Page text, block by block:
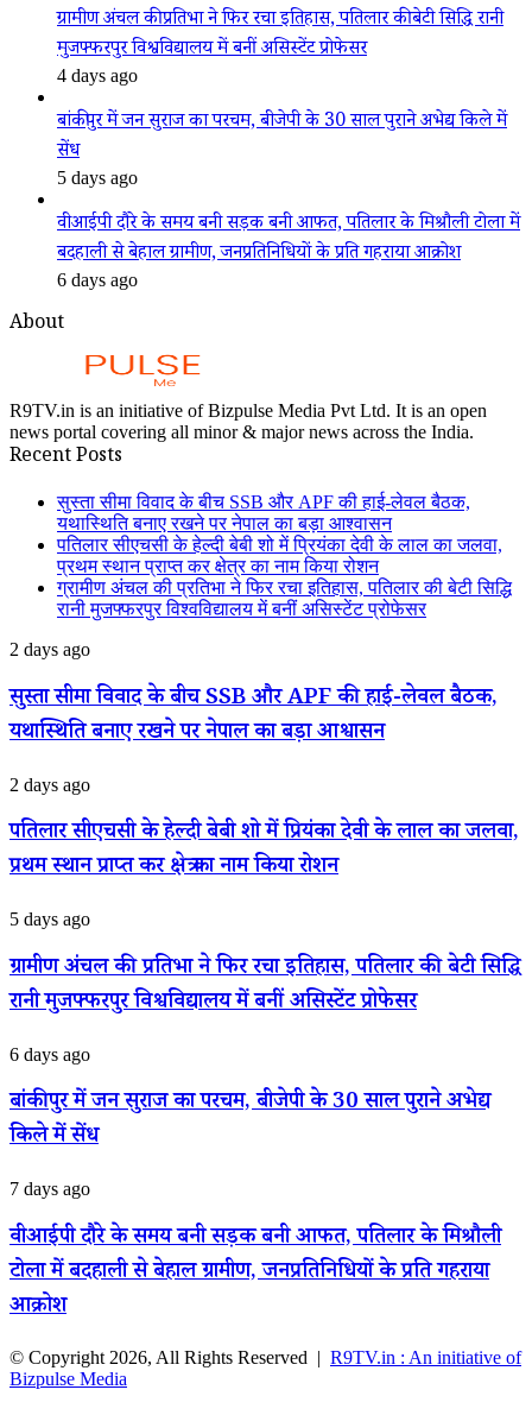
ग्रामीण अंचल की प्रतिभा ने फिर रचा इतिहास, पतिलार की बेटी सिद्धि रानी
मुजफ्फरपुर विश्वविद्यालय में बनीं असिस्टेंट प्रोफेसर
4 days ago
बांकीपुर में जन सुराज का परचम, बीजेपी के 30 साल पुराने अभेद्य किले में
सेंध
5 days ago
वीआईपी दौरे के समय बनी सड़क बनी आफत, पतिलार के मिश्रौली टोला में
बदहाली से बेहाल ग्रामीण, जनप्रतिनिधियों के प्रति गहराया आक्रोश
6 days ago
About
R9TV.in is an initiative of Bizpulse Media Pvt Ltd. It is an open
news portal covering all minor & major news across the India.
Recent Posts
सुस्ता सीमा विवाद के बीच SSB और APF की हाई-लेवल बैठक,
यथास्थिति बनाए रखने पर नेपाल का बड़ा आश्वासन
पतिलार सीएचसी के हेल्दी बेबी शो में प्रियंका देवी के लाल का जलवा,
प्रथम स्थान प्राप्त कर क्षेत्र का नाम किया रोशन
ग्रामीण अंचल की प्रतिभा ने फिर रचा इतिहास, पतिलार की बेटी सिद्धि
रानी मुजफ्फरपुर विश्वविद्यालय में बनीं असिस्टेंट प्रोफेसर
सुस्ता
विवाद
के
बीच
और
APF
की
हाई-
लेवल
बनाए
पर
नेपाल
का
आश्वासन
2 days ago
सुस्ता सीमा विवाद के बीच SSB और APF की हाई-लेवल बैठक,
यथास्थिति बनाए रखने पर नेपाल का बड़ा आश्वासन
पतिलार
के
बेबी
में
प्रियंका
देवी
के
लाल
प्रथम
स्थान
प्राप्त
कर
क्षेत्र
नाम
रोशन
2 days ago
पतिलार सीएचसी के हेल्दी बेबी शो में प्रियंका देवी के लाल का जलवा,
प्रथम स्थान प्राप्त कर क्षेत्र का नाम किया रोशन
ग्रामीण
की
प्रतिभा
ने
रचा
इतिहास,
पतिलार
की
बेटी
मुजफ्फरपुर
विश्वविद्यालय
में
बनीं
असिस्टेंट
प्रोफेसर
5 days ago
ग्रामीण अंचल की प्रतिभा ने फिर रचा इतिहास, पतिलार की बेटी सिद्धि
रानी मुजफ्फरपुर विश्वविद्यालय में बनीं असिस्टेंट प्रोफेसर
बांकीपुर
जन
सुराज
का
बीजेपी
30
साल
पुराने
अभेद्य
किले
सेंध
6 days ago
बांकीपुर में जन सुराज का परचम, बीजेपी के 30 साल पुराने अभेद्य
किले में सेंध
वीआईपी
के
समय
बनी
सड़क
बनी
पतिलार
के
7 days ago
वीआईपी दौरे के समय बनी सड़क बनी आफत, पतिलार के मिश्रौली
टोला में बदहाली से बेहाल ग्रामीण, जनप्रतिनिधियों के प्रति गहराया
आक्रोश
© Copyright 2026, All Rights Reserved | R9TV.in : An initiative of
Bizpulse Media